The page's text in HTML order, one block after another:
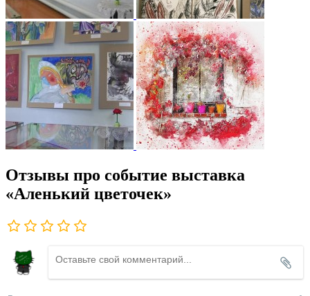
Отзывы про событие выставка
«Аленький цветочек»